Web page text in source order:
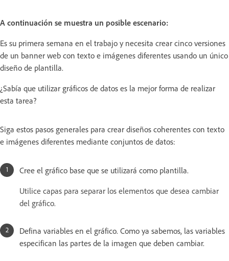
A continuación se muestra un posible escenario:
Es su primera semana en el trabajo y necesita crear cinco versiones
de un banner web con texto e imágenes diferentes usando un único
diseño de plantilla.
¿Sabía que utilizar gráficos de datos es la mejor forma de realizar
esta tarea?
Siga estos pasos generales para crear diseños coherentes con texto
e imágenes diferentes mediante conjuntos de datos:
Cree el gráfico base que se utilizará como plantilla.
Utilice capas para separar los elementos que desea cambiar
del gráfico.
Defina variables en el gráfico. Como ya sabemos, las variables
especifican las partes de la imagen que deben cambiar.